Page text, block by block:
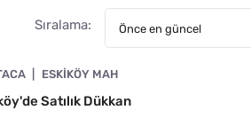
Sıralama: Önce en güncel
ESKIKÖY MAH
Satılık Dükkan